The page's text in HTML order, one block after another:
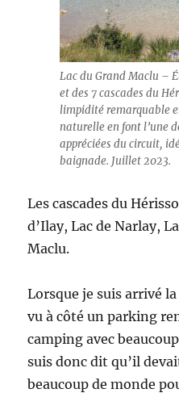
Lac du Grand Maclu –
et des 7 cascades du
limpidité remarquable
naturelle en font l’une
appréciées du circuit,
baignade. Juillet 2023.
Les cascades du
d’Ilay, Lac de Narlay,
Maclu.
Lorsque je suis arrivé
vu à côté un parking
camping avec
suis donc dit qu’il
beaucoup de monde